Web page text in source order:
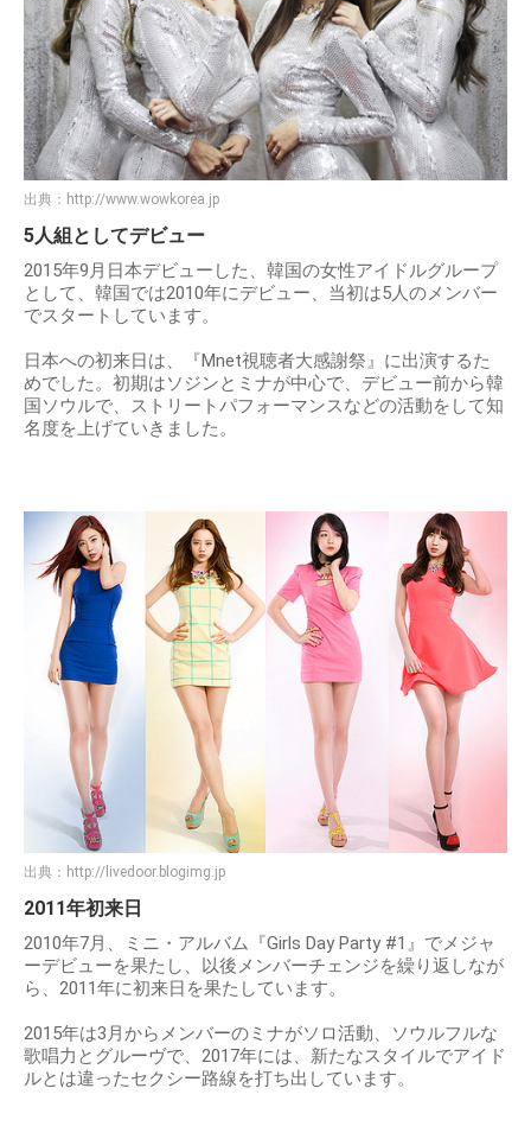
出典： http://www.wowkorea.jp
5人組としてデビュー
2015年9月日本デビューした、韓国の女性アイドルグループ
として、韓国では2010年にデビュー、当初は5人のメンバー
でスタートしています。
日本への初来日は、『Mnet視聴者大感謝祭』に出演するた
めでした。初期はソジンとミナが中心で、デビュー前から韓
国ソウルで、ストリートパフォーマンスなどの活動をして知
名度を上げていきました。
出典： http://livedoor.blogimg.jp
2011年初来日
2010年7月、ミニ・アルバム『Girls Day Party #1』でメジャ
ーデビューを果たし、以後メンバーチェンジを繰り返しなが
ら、2011年に初来日を果たしています。
2015年は3月からメンバーのミナがソロ活動、ソウルフルな
歌唱力とグルーヴで、2017年には、新たなスタイルでアイド
ルとは違ったセクシー路線を打ち出しています。